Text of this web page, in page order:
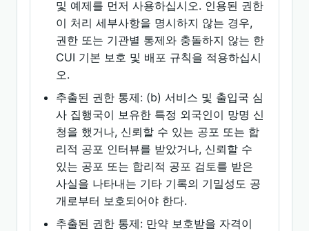
및 예제를 먼저 사용하십시오. 인용된 권한
이 처리 세부사항을 명시하지 않는 경우,
권한 또는 기관별 통제와 충돌하지 않는 한
CUI 기본 보호 및 배포 규칙을 적용하십시
오.
추출된 권한 통제: (b) 서비스 및 출입국 심
사 집행국이 보유한 특정 외국인이 망명 신
청을 했거나, 신뢰할 수 있는 공포 또는 합
리적 공포 인터뷰를 받았거나, 신뢰할 수
있는 공포 또는 합리적 공포 검토를 받은
사실을 나타내는 기타 기록의 기밀성도 공
개로부터 보호되어야 한다.
추출된 권한 통제: 만약 보호받을 자격이